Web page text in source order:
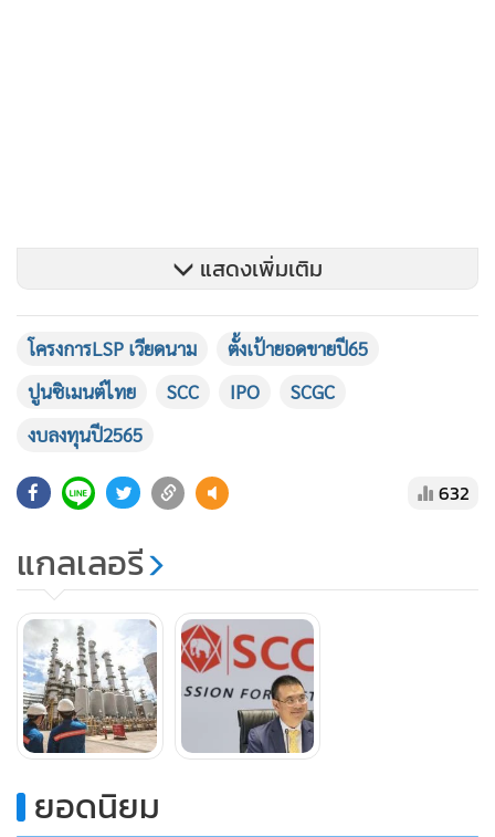
สำหรับภาพรวมเศรษฐกิจในปี 2565 จำเป็นที่ภาคธุรกิจต้องเตรี
โควิด-18 โดยปีนี้ธุรกิจมีปัจจัยเสี่ยงด้านเงินเฟ้อที่สูงขึ้น ทำให้
ขึ้นด้วย เป็นสิ่งที่ภาคเอกชนจะต้องรับมือ แม้ว่าความต้องการ
สินค้าจะเพิ่มขึ้นก็ตาม พร้อมทั้งสร้างวินัยทางการเงินเพื่อเตรียม
รับอัตราดอกเบี้ยที่จะปรับตัวสูงขึ้น รวมทั้งการสร้างนวัตกรรม
เพื่อตอบสนองความต้องการของลูกค้าที่เปลี่ยนไปให้ทันท่วงที
ที่ผ่านมา SCC ได้เร่งทรานส์ฟอร์มธุรกิจอย่างต่อเนื่อง จึงสามารถ
รักษาการเติบโตในปี 2564 เป็นที่น่าพอใจ โดยปรับธุรกิจให้
สอดคล้องกับ 3 เมกะเทรนด์ ได้แก่ ชู ESG ในการดำเนินธุรกิจ -
ใช้ดิจิทัลทรานส์ฟอร์เมชันตอบโจทย์ความต้องการลูกค้า -
แสดงเพิ่มเติม
โครงการLSP เวียดนาม
ตั้งเป้ายอดขายปี65
ปูนซิเมนต์ไทย
SCC IPO
SCGC
งบลงทุนปี2565
632
แกลเลอรี
ยอดนิยม